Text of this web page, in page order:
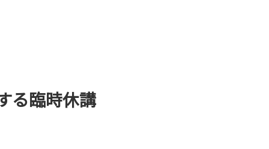
る臨時休講